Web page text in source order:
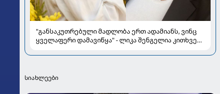
"განსაკუთრებული მადლობა ერთ ადამიანს, ვინც
ყველაფერი დამავიწყა" - ლიკა შენგელია კითხვებს
სიახლეები